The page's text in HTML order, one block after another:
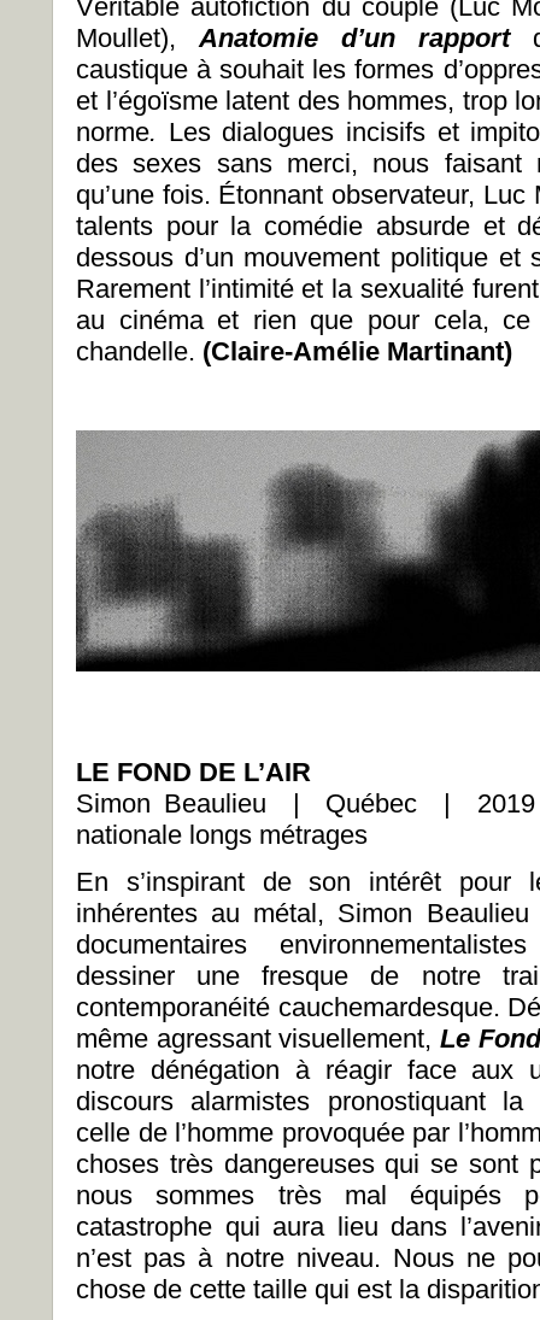
Véritable autofiction du couple (Luc
Moullet),Anatomie d’un rapport
caustique à souhait les formes
et l’égoïsme latent des hommes, trop
norme. Les dialogues incisifs et
des sexes sans merci, nous
qu’une fois. Étonnant observateur,
talents pour la comédie absurde et
dessous d’un mouvement politique et
Rarement l’intimité et la sexualité
au cinéma et rien que pour cela,
chandelle. (Claire-Amélie Martinant)
LE FOND DE L’AIR
Simon Beaulieu | Québec |
nationale longs métrages
En s’inspirant de son intérêt
inhérentes au métal, Simon
documentaires
dessiner une fresque de notre
contemporanéité cauchemardesque.
même agressant visuellement,Le
notre dénégation à réagir face aux
discours alarmistes pronostiquant
celle de l’homme provoquée par
choses très dangereuses qui se sont
nous sommes très mal équipés
catastrophe qui aura lieu dans
n’est pas à notre niveau. Nous ne
chose de cette taille qui est la